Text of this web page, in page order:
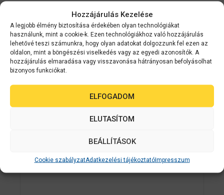
Hozzájárulás Kezelése
A legjobb élmény biztosítása érdekében olyan technológiákat
használunk, mint a cookie-k. Ezen technológiákhoz való hozzájárulás
lehetővé teszi számunkra, hogy olyan adatokat dolgozzunk fel ezen az
oldalon, mint a böngészési viselkedés vagy az egyedi azonosítók. A
hozzájárulás elmaradása vagy visszavonása hátrányosan befolyásolhat
bizonyos funkciókat.
ELFOGADOM
ELUTASÍTOM
BEÁLLÍTÁSOK
Cookie szabályzatAdatkezelési tájékoztatóImpresszum
Érdekelhetnek még…